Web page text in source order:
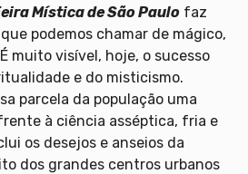
Mística de São Paulo faz
podemos chamar de mágico,
muito visível, hoje, o sucesso
e do misticismo.
parcela da população uma
à ciência asséptica, fria e
os desejos e anseios da
dos grandes centros urbanos